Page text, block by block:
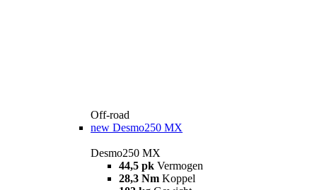
Off-road
new Desmo250 MX
Desmo250 MX
44,5 pk Vermogen
28,3 Nm Koppel